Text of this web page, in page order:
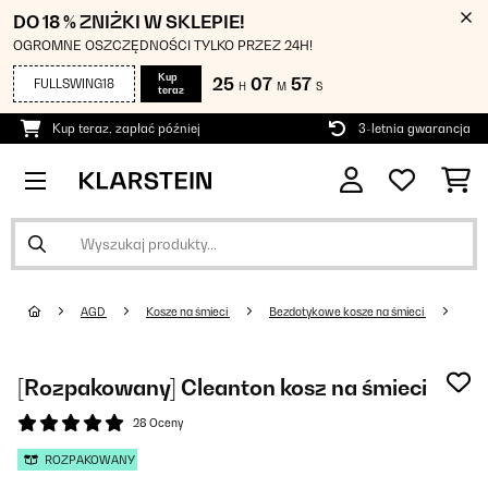
DO 18 % ZNIŻKI W SKLEPIE!
OGROMNE OSZCZĘDNOŚCI TYLKO PRZEZ 24H!
FULLSWING18
Kup
teraz
25 H 07 M 56 S
Kup teraz, zapłać później 3-letnia gwarancja
AGD Kosze na śmieci Bezdotykowe kosze na śmieci
[Rozpakowany] Cleanton kosz na śmieci
28 Oceny
ROZPAKOWANY